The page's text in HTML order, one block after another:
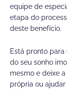
equipe de
etapa do
deste benefício.
Está pronto para
do seu sonho
mesmo e deixe
própria ou